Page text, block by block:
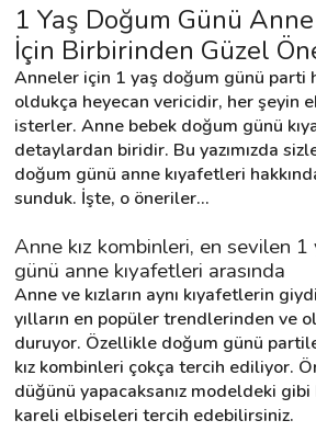
İletişim
Kariyer
Blog
1 Yaş Doğum Günü
İçin Birbirinden Güzel
Anneler için 1 yaş doğum günü parti
oldukça heyecan vericidir, her şeyin
isterler. Anne bebek doğum günü
detaylardan biridir. Bu yazımızda
doğum günü anne kıyafetleri
sunduk. İşte, o öneriler...
Anne kız kombinleri, en sevilen
günü anne kıyafetleri arasında
Anne ve kızların aynı kıyafetlerin
yılların en popüler trendlerinden ve
duruyor. Özellikle doğum günü
kız kombinleri çokça tercih ediliyor.
düğünü yapacaksanız modeldeki gibi
kareli elbiseleri tercih edebilirsiniz.